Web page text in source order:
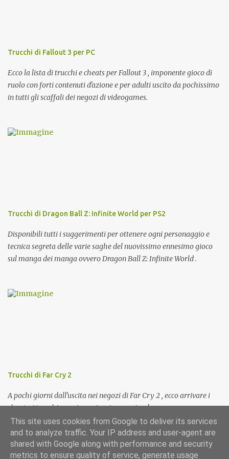
Trucchi di Fallout 3 per PC
Ecco la lista di trucchi e cheats per Fallout 3 , imponente gioco di
ruolo con forti contenuti d'azione e per adulti uscito da pochissimo
in tutti gli scaffali dei negozi di videogames.
Trucchi di Dragon Ball Z: Infinite World per PS2
Disponibili tutti i suggerimenti per ottenere ogni personaggio e
tecnica segreta delle varie saghe del nuovissimo ennesimo gioco
sul manga dei manga ovvero Dragon Ball Z: Infinite World .
Trucchi di Far Cry 2
A pochi giorni dall'uscita nei negozi di Far Cry 2 , ecco arrivare i
cheat e i trucchi per giocarci a pieno regime!
This site uses cookies from Google to deliver its services
and to analyze traffic. Your IP address and user-agent are
shared with Google along with performance and security
metrics to ensure quality of service, generate usage